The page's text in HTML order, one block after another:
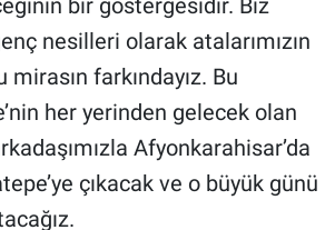
bir göstergesidir. Biz
nesilleri olarak atalarımızın
mirasın farkındayız. Bu
her yerinden gelecek olan
Afyonkarahisar’da
çıkacak ve o büyük günü